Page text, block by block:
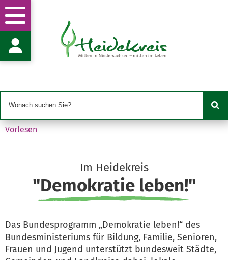
Volkshochschule Heidekreis gGmbH -
Koordinierungs- und Fachstelle "Demokratie
29614 Soltau
ckroll@vhs-heidekreis.de
0151 28276757
Vorlesen
Im Heidekreis
"Demokratie leben!"
Das Bundesprogramm „Demokratie leben!“ des
Bundesministeriums für Bildung, Familie, Senioren,
Frauen und Jugend unterstützt bundesweit Städte,